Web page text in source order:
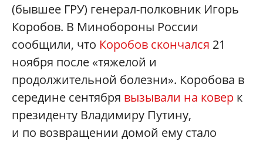
(бывшее ГРУ) генерал-полковник Игорь
Коробов. В Минобороны России
сообщили, что Коробов скончался 21
ноября после «тяжелой и
продолжительной болезни». Коробова в
середине сентября вызывали на ковер к
президенту Владимиру Путину,
и по возвращении домой ему стало